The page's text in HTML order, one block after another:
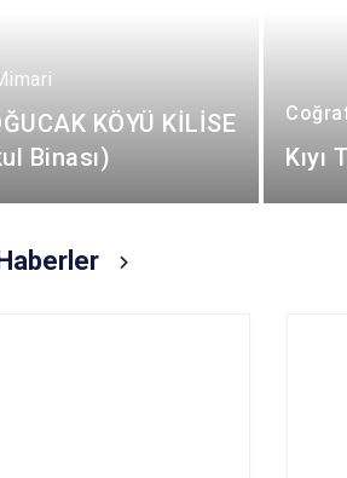
KÖYÜ KİLİSE
Binası)
Kıyı